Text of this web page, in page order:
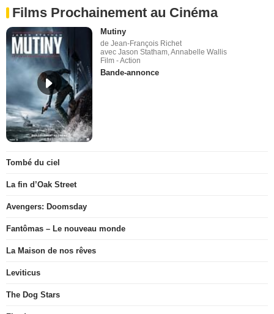
Films Prochainement au Cinéma
Mutiny
de Jean-François Richet
avec Jason Statham, Annabelle Wallis
Film - Action
Bande-annonce
Tombé du ciel
La fin d’Oak Street
Avengers: Doomsday
Fantômas – Le nouveau monde
La Maison de nos rêves
Leviticus
The Dog Stars